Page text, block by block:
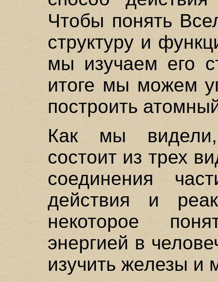
Чтобы понять
структуру и
мы изучаем его
итоге мы можем
построить
Как мы видели,
состоит из трех
соединения
действия и
некоторое
энергией в
изучить железы и